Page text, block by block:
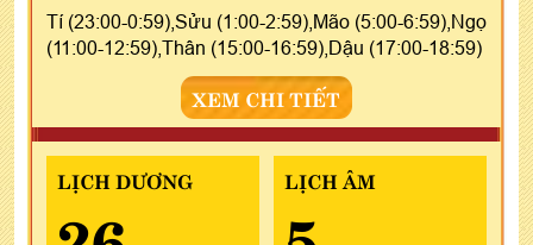
Tí (23:00-0:59),Sửu (1:00-2:59),Mão (5:00-6:59),Ngọ
(11:00-12:59),Thân (15:00-16:59),Dậu (17:00-18:59)
XEM CHI TIẾT
LỊCH DƯƠNG LỊCH ÂM